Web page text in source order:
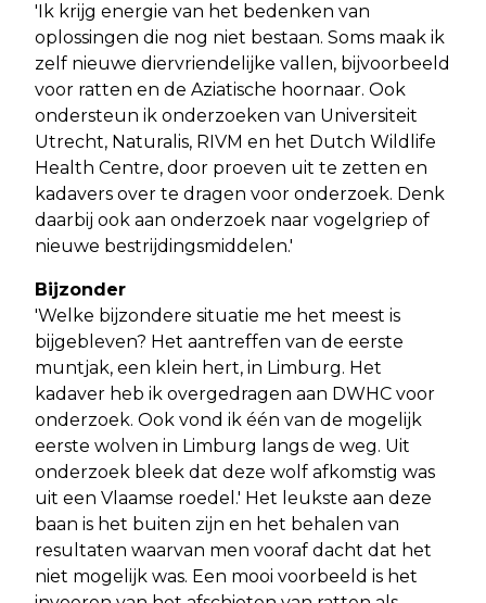
'Ik krijg energie van het bedenken van
oplossingen die nog niet bestaan. Soms maak ik
zelf nieuwe diervriendelijke vallen, bijvoorbeeld
voor ratten en de Aziatische hoornaar. Ook
ondersteun ik onderzoeken van Universiteit
Utrecht, Naturalis, RIVM en het Dutch Wildlife
Health Centre, door proeven uit te zetten en
kadavers over te dragen voor onderzoek. Denk
daarbij ook aan onderzoek naar vogelgriep of
nieuwe bestrijdingsmiddelen.'
Bijzonder
'Welke bijzondere situatie me het meest is
bijgebleven? Het aantreffen van de eerste
muntjak, een klein hert, in Limburg. Het
kadaver heb ik overgedragen aan DWHC voor
onderzoek. Ook vond ik één van de mogelijk
eerste wolven in Limburg langs de weg. Uit
onderzoek bleek dat deze wolf afkomstig was
uit een Vlaamse roedel.' Het leukste aan deze
baan is het buiten zijn en het behalen van
resultaten waarvan men vooraf dacht dat het
niet mogelijk was. Een mooi voorbeeld is het